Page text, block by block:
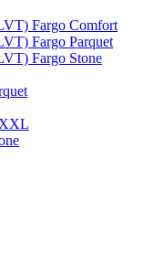
Fargo Comfort
Fargo Parquet
Fargo Stone